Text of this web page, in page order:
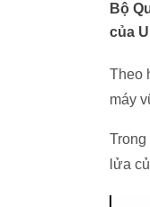
Bộ
của
Theo
máy
lửa